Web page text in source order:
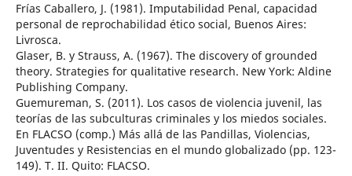
Frías Caballero, J. (1981). Imputabilidad Penal, capacidad
personal de reprochabilidad ético social, Buenos Aires:
Livrosca.
Glaser, B. y Strauss, A. (1967). The discovery of grounded
theory. Strategies for qualitative research. New York: Aldine
Publishing Company.
Guemureman, S. (2011). Los casos de violencia juvenil, las
teorías de las subculturas criminales y los miedos sociales.
En FLACSO (comp.) Más allá de las Pandillas, Violencias,
Juventudes y Resistencias en el mundo globalizado (pp. 123-
149). T. II. Quito: FLACSO.